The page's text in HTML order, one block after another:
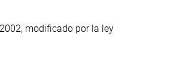
modificado por la ley